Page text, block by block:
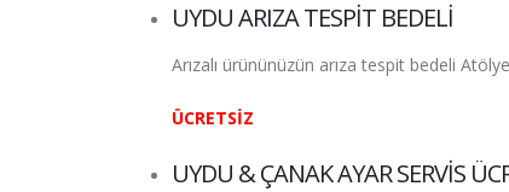
UYDU ARIZA TESPİT BEDELİ
Arızalı ürününüzün arıza tespit bedeli
ÜCRETSİZ
UYDU & ÇANAK AYAR SERVİS